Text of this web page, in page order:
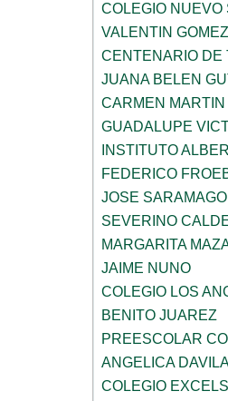
COLEGIO NUEVO
VALENTIN
CENTENARIO DE
JUANA BELEN
CARMEN MARTIN
GUADALUPE
INSTITUTO
FEDERICO
JOSE SARAMAGO
SEVERINO
MARGARITA
JAIME NUNO
COLEGIO LOS
BENITO JUAREZ
PREESCOLAR
ANGELICA
COLEGIO